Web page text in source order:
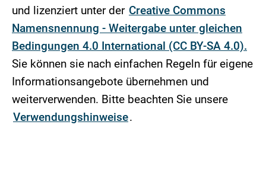
und lizenziert unter der Creative Commons
Namensnennung - Weitergabe unter gleichen
Bedingungen 4.0 International (CC BY-SA 4.0).
Sie können sie nach einfachen Regeln für eigene
Informationsangebote übernehmen und
weiterverwenden. Bitte beachten Sie unsere
Verwendungshinweise.